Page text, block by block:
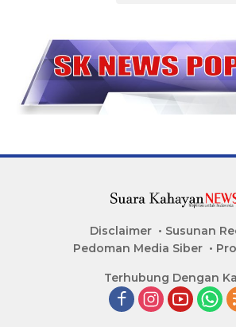
Disclaimer
Susunan
Pedoman Media Siber
Terhubung Dengan